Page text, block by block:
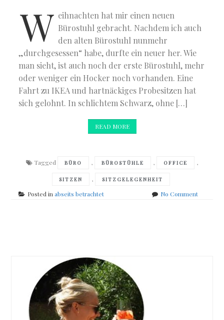
W eihnachten hat mir einen neuen
Bürostuhl gebracht. Nachdem ich auch
den alten Bürostuhl nunmehr
„durchgesessen“ habe, durfte ein neuer her. Wie
man sieht, ist auch noch der erste Bürostuhl, mehr
oder weniger ein Hocker noch vorhanden. Eine
Fahrt zu IKEA und hartnäckiges Probesitzen hat
sich gelohnt. In schlichtem Schwarz, ohne […]
READ MORE
Tagged BÜRO , BÜROSTÜHLE , OFFICE ,
SITZEN , SITZGELEGENHEIT
Posted inabseits betrachtet No Commenton
navigation